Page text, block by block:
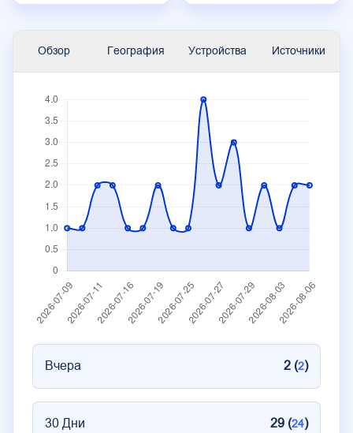
Обзор География Устройства Источники
Вчера 2 (2)
30 Дни 29 (24)